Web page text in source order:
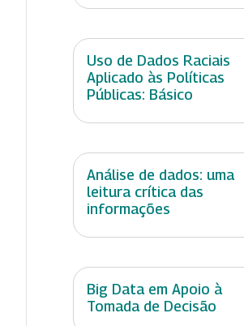
Uso de Dados Raciais
Aplicado às Políticas
Públicas: Básico
Análise de dados: uma
leitura crítica das
informações
Big Data em Apoio à
Tomada de Decisão